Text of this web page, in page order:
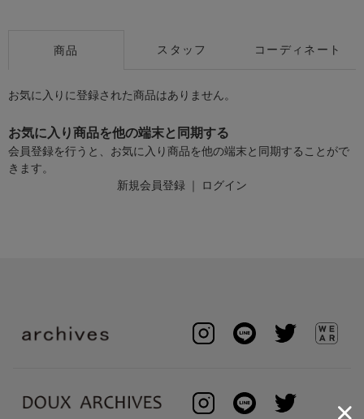
商品 スタッフ コーディネート
お気に入りに登録された商品はありません。
お気に入り商品を他の端末と同期する
会員登録を行うと、お気に入り商品を他の端末と同期することがで
きます。
新規会員登録 ｜ ログイン